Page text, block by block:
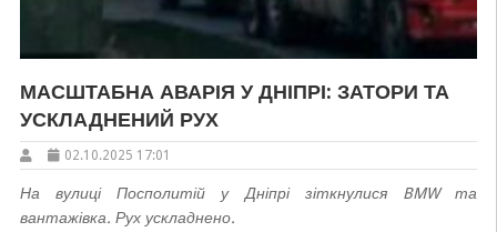
МАСШТАБНА АВАРІЯ У ДНІПРІ: ЗАТОРИ ТА
УСКЛАДНЕНИЙ РУХ
02.10.2025 17:01
На вулиці Посполитій у Дніпрі зіткнулися BMW та
вантажівка. Рух ускладнено.